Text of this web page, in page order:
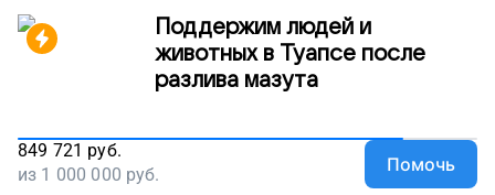
Поддержим людей и
животных в Туапсе после
разлива мазута
849 721 руб.
из 1 000 000 руб. Помочь